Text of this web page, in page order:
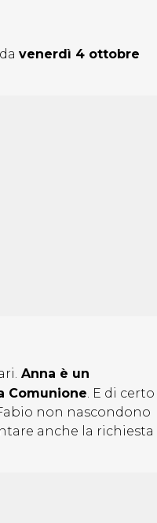
venerdì 4 ottobre
Anna è un
Comunione. E di certo
non nascondono
anche la richiesta